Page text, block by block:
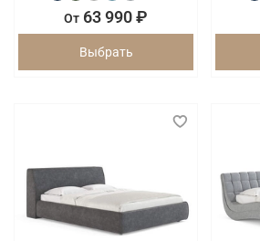
От 63 990 ₽
Выбрать